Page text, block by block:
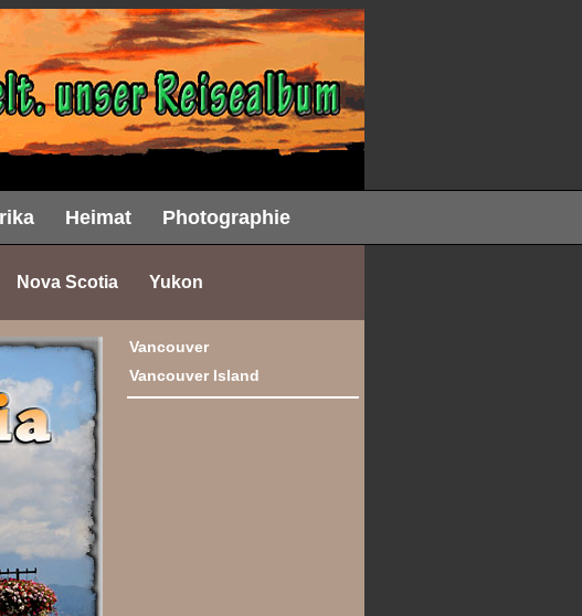
Heimat Photographie
Nova Scotia Yukon
Vancouver
Vancouver Island